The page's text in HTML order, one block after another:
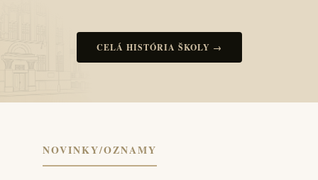
CELÁ HISTÓRIA ŠKOLY →
NOVINKY/OZNAMY